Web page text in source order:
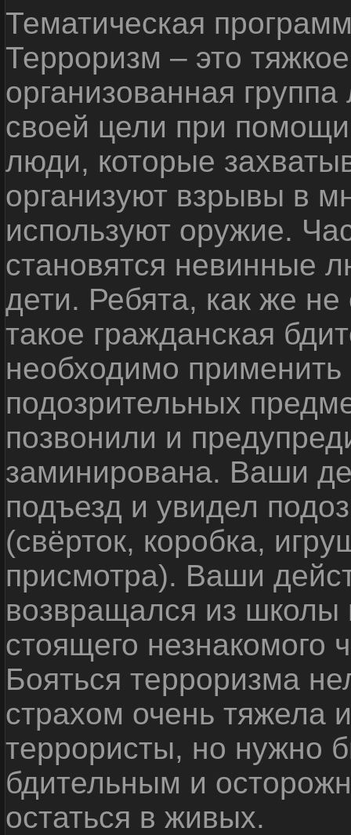
Тематическая
Терроризм – это
организованная
своей цели при
люди, которые
организуют взрывы в
используют оружие.
становятся невинные
дети. Ребята, как же не
такое гражданская
необходимо
подозрительных
позвонили и
заминирована. Ваши
подъезд и увидел
(свёрток, коробка,
присмотра). Ваши
возвращался из школы
стоящего незнакомого
Бояться терроризма
страхом очень тяжела
террористы, но нужно
бдительным и
остаться в живых.